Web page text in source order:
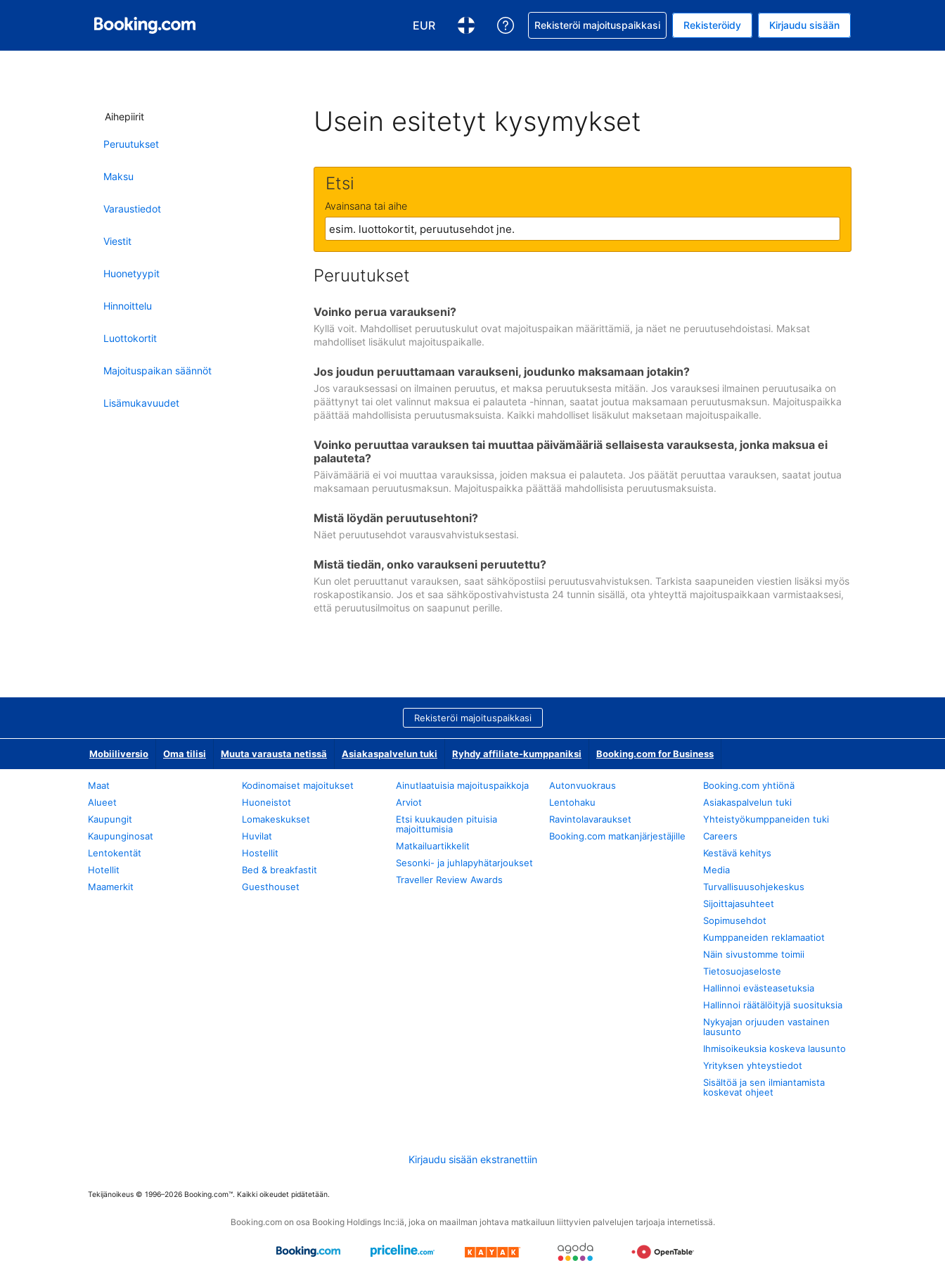
EUR
Valitse valuutta. Tämänhetkinen valuutta on EUR
Valitse kieli. Tämänhetkinen kieli on Suomi
Pyydä apua varauksesi kanssa
Rekisteröi majoituspaikkasi Rekisteröidy Kirjaudu sisään
Aihepiirit
Peruutukset
Maksu
Varaustiedot
Viestit
Huonetyypit
Hinnoittelu
Luottokortit
Majoituspaikan säännöt
Lisämukavuudet
Usein esitetyt kysymykset
Etsi
Avainsana tai aihe
Peruutukset
Voinko perua varaukseni?
Kyllä voit. Mahdolliset peruutuskulut ovat majoituspaikan määrittämiä, ja näet ne peruutusehdoistasi. Maksat
mahdolliset lisäkulut majoituspaikalle.
Jos joudun peruuttamaan varaukseni, joudunko maksamaan jotakin?
Jos varauksessasi on ilmainen peruutus, et maksa peruutuksesta mitään. Jos varauksesi ilmainen peruutusaika on
päättynyt tai olet valinnut maksua ei palauteta -hinnan, saatat joutua maksamaan peruutusmaksun. Majoituspaikka
päättää mahdollisista peruutusmaksuista. Kaikki mahdolliset lisäkulut maksetaan majoituspaikalle.
Voinko peruuttaa varauksen tai muuttaa päivämääriä sellaisesta varauksesta, jonka maksua ei
palauteta?
Päivämääriä ei voi muuttaa varauksissa, joiden maksua ei palauteta. Jos päätät peruuttaa varauksen, saatat joutua
maksamaan peruutusmaksun. Majoituspaikka päättää mahdollisista peruutusmaksuista.
Mistä löydän peruutusehtoni?
Näet peruutusehdot varausvahvistuksestasi.
Mistä tiedän, onko varaukseni peruutettu?
Kun olet peruuttanut varauksen, saat sähköpostiisi peruutusvahvistuksen. Tarkista saapuneiden viestien lisäksi myös
roskapostikansio. Jos et saa sähköpostivahvistusta 24 tunnin sisällä, ota yhteyttä majoituspaikkaan varmistaaksesi,
että peruutusilmoitus on saapunut perille.
Rekisteröi majoituspaikkasi
Mobiiliversio Oma tilisi Muuta varausta netissä Asiakaspalvelun tuki Ryhdy affiliate-kumppaniksi Booking.com for Business
Maat
Alueet
Kaupungit
Kaupunginosat
Lentokentät
Hotellit
Maamerkit
Kodinomaiset majoitukset
Huoneistot
Lomakeskukset
Huvilat
Hostellit
Bed & breakfastit
Guesthouset
Ainutlaatuisia majoituspaikkoja
Arviot
Etsi kuukauden pituisia
majoittumisia
Matkailuartikkelit
Sesonki- ja juhlapyhätarjoukset
Traveller Review Awards
Autonvuokraus
Lentohaku
Ravintolavaraukset
Booking.com matkanjärjestäjille
Booking.com yhtiönä
Asiakaspalvelun tuki
Yhteistyökumppaneiden tuki
Careers
Kestävä kehitys
Media
Turvallisuusohjekeskus
Sijoittajasuhteet
Sopimusehdot
Kumppaneiden reklamaatiot
Näin sivustomme toimii
Tietosuojaseloste
Hallinnoi evästeasetuksia
Hallinnoi räätälöityjä suosituksia
Nykyajan orjuuden vastainen
lausunto
Ihmisoikeuksia koskeva lausunto
Yrityksen yhteystiedot
Sisältöä ja sen ilmiantamista
koskevat ohjeet
Kirjaudu sisään ekstranettiin
Tekijänoikeus © 1996–2026 Booking.com™. Kaikki oikeudet pidätetään.
Booking.com on osa Booking Holdings Inc:iä, joka on maailman johtava matkailuun liittyvien palvelujen tarjoaja internetissä.